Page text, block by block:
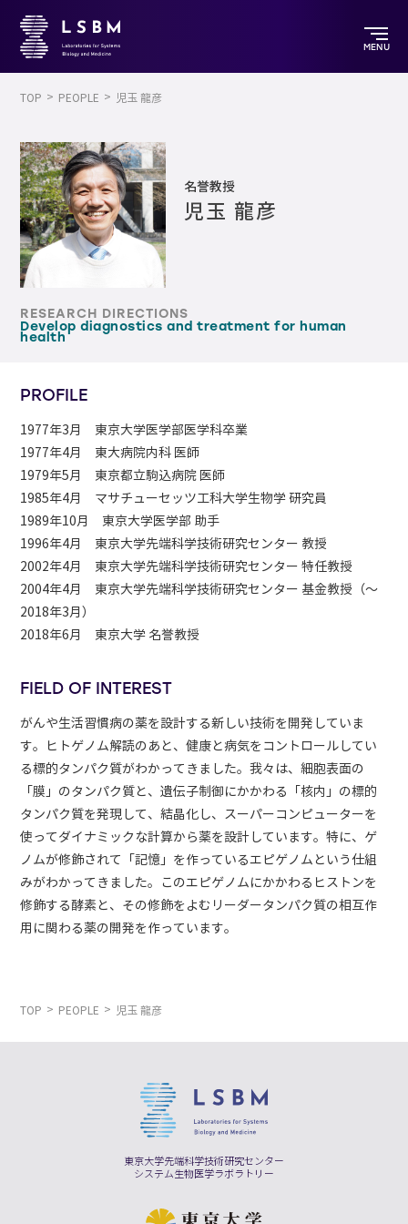
MENU
TOP PEOPLE 児玉 龍彦
名誉教授
児玉 龍彦
RESEARCH DIRECTIONS
Develop diagnostics and treatment for human
health
PROFILE
1977年3月 東京大学医学部医学科卒業
1977年4月 東大病院内科 医師
1979年5月 東京都立駒込病院 医師
1985年4月 マサチューセッツ工科大学生物学 研究員
1989年10月 東京大学医学部 助手
1996年4月 東京大学先端科学技術研究センター 教授
2002年4月 東京大学先端科学技術研究センター 特任教授
2004年4月 東京大学先端科学技術研究センター 基金教授（～
2018年3月）
2018年6月 東京大学 名誉教授
FIELD OF INTEREST
がんや生活習慣病の薬を設計する新しい技術を開発していま
す。ヒトゲノム解読のあと、健康と病気をコントロールしてい
る標的タンパク質がわかってきました。我々は、細胞表面の
「膜」のタンパク質と、遺伝子制御にかかわる「核内」の標的
タンパク質を発現して、結晶化し、スーパーコンピューターを
使ってダイナミックな計算から薬を設計しています。特に、ゲ
ノムが修飾されて「記憶」を作っているエピゲノムという仕組
みがわかってきました。このエピゲノムにかかわるヒストンを
修飾する酵素と、その修飾をよむリーダータンパク質の相互作
用に関わる薬の開発を作っています。
TOP PEOPLE 児玉 龍彦
東京大学先端科学技術研究センター
システム生物医学ラボラトリー